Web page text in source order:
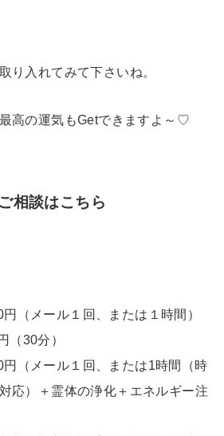
り入れてみて下さいね。
高の運気もGetできますよ～♡
相談はこちら
円（メール１回、または１時間）
（30分）
円（メール１回、または1時間（時
応）＋霊体の浄化＋エネルギー注